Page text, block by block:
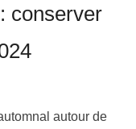
conserver
autour de